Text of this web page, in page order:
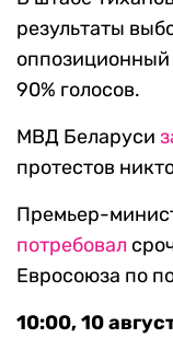
результаты
оппозиционный
90% голосов.
МВД Беларуси
протестов
Премьер-
потребовал
Евросоюза по
10:00, 10